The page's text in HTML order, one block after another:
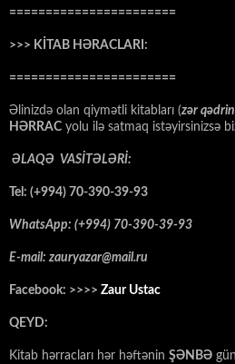
=======================
>>> KİTAB HƏRACLARI:
=======================
Əlinizdə olan qiymətli kitabları (zər
HƏRRAC yolu ilə satmaq istəyirsinizsə
ƏLAQƏ VASİTƏLƏRİ:
Tel: (+994) 70-390-39-93
WhatsApp: (+994) 70-390-39-93
E-mail: zauryazar@mail.ru
Facebook: >>>> Zaur Ustac
QEYD:
Kitab hərracları hər həftənin ŞƏNBƏ